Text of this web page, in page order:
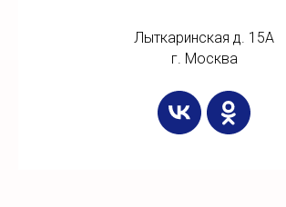
Лыткаринская д. 15А
г. Москва